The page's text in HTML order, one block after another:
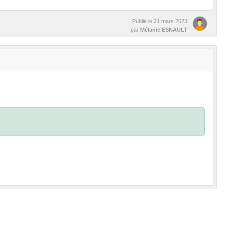
Publié le 21 mars 2023
par Mélanie ESNAULT